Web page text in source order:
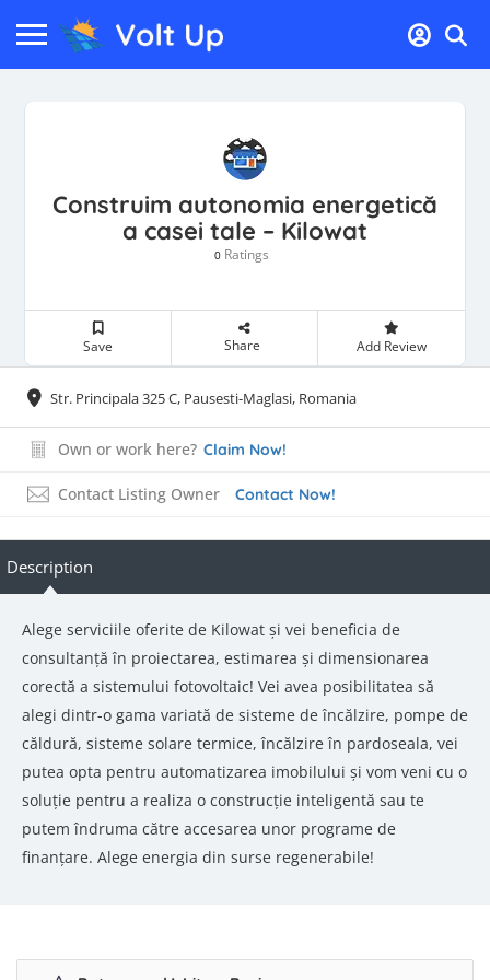
Construim autonomia energetică
a casei tale – Kilowat
0 Ratings
Save Share Add Review
Str. Principala 325 C, Pausesti-Maglasi, Romania
Own or work here? Claim Now!
Contact Listing Owner Contact Now!
Description
Alege serviciile oferite de Kilowat şi vei beneficia de
consultanță în proiectarea, estimarea şi dimensionarea
corectă a sistemului fotovoltaic! Vei avea posibilitatea să
alegi dintr-o gama variată de sisteme de încălzire, pompe de
căldură, sisteme solare termice, încălzire în pardoseala, vei
putea opta pentru automatizarea imobilului şi vom veni cu o
soluție pentru a realiza o construcție inteligentă sau te
putem îndruma către accesarea unor programe de
finanțare. Alege energia din surse regenerabile!